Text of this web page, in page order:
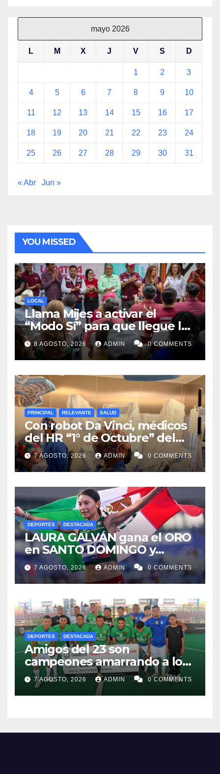
mayo 2026
L M X J V S D
1 2 3
4 5 6 7 8 9 10
11 12 13 14 15 16 17
18 19 20 21 22 23 24
25 26 27 28 29 30 31
« Abr Jun »
YOU MISSED
LOCAL
Llama Mijes a activar el
“Modo Sí” para que llegue la
Transformación a Nuevo
León
8 AGOSTO, 2026 ADMIN 0 COMMENTS
PRINCIPAL RELEVANTE SALUD
Con robot Da Vinci, médicos
del HR “1° de Octubre” del
ISSSTE retiran tumor renal a
paciente de 72 años
7 AGOSTO, 2026 ADMIN 0 COMMENTS
DEPORTES DESTACADA
LAURA GALVÁN gana el ORO
en SANTO DOMINGO y
dedica Medalla a sus padres
fallecidos
7 AGOSTO, 2026 ADMIN 0 COMMENTS
DEPORTES DESTACADA
Amigos del 23 son
campeones amarrando a los
“Perros Bravos”
7 AGOSTO, 2026 ADMIN 0 COMMENTS